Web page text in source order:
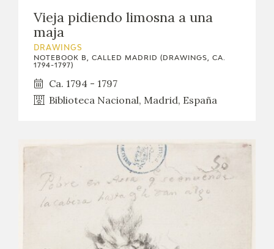
EL VIAJE DE GOYA
CATÁLOGO
PREMIO ARAGÓN GOYA
Vieja pidiendo limosna a una
maja
DRAWINGS
NOTEBOOK B, CALLED MADRID (DRAWINGS, CA.
1794-1797)
Ca. 1794 - 1797
Biblioteca Nacional, Madrid, España